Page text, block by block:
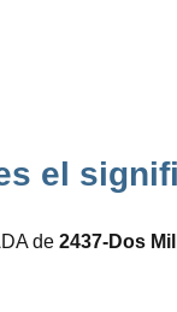
el
de 2437-Dos